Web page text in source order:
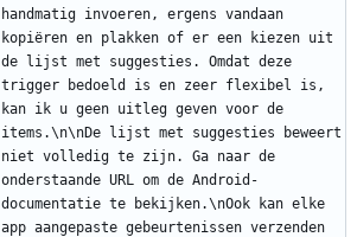
handmatig invoeren, ergens vandaan
kopiëren en plakken of er een kiezen uit
de lijst met suggesties. Omdat deze
trigger bedoeld is en zeer flexibel is,
kan ik u geen uitleg geven voor de
items.\n\nDe lijst met suggesties beweert
niet volledig te zijn. Ga naar de
onderstaande URL om de Android-
documentatie te bekijken.\nOok kan elke
app aangepaste gebeurtenissen verzenden